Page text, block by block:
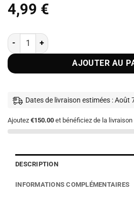
4,99 €
quantité de Cubes de noix de coco 50g
AJOUTER AU
Dates de livraison estimées : Août
Ajoutez €150.00 et bénéficiez de la livraison
DESCRIPTION
INFORMATIONS COMPLÉMENTAIRES